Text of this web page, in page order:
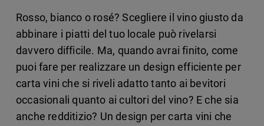
Rosso, bianco o rosé? Scegliere il vino giusto da
abbinare i piatti del tuo locale può rivelarsi
davvero difficile. Ma, quando avrai finito, come
puoi fare per realizzare un design efficiente per
carta vini che si riveli adatto tanto ai bevitori
occasionali quanto ai cultori del vino? E che sia
anche redditizio? Un design per carta vini che